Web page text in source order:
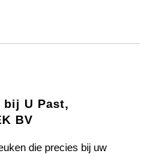
bij U Past,
BV
die precies bij uw